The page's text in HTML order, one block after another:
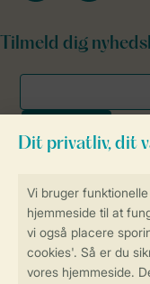
Sikker og hurtig
Sikker
Tilmeld dig